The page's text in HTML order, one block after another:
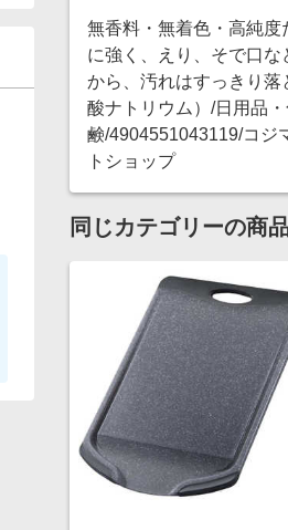
無香料・無着色・高純
に強く、えり、そで口
から、汚れはすっきり
酸ナトリウム）/日用品
鹸/4904551043119/コジ
トショップ
同じカテゴリーの商